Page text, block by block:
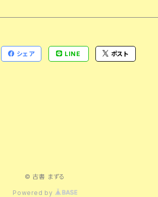
シェア LINE ポスト
© 古書 まずる
Powered by